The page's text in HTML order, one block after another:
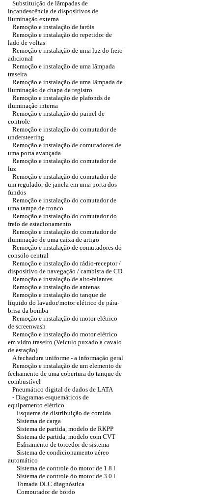
Substituição de lâmpadas de
incandescência de dispositivos de
iluminação externa
Remoção e instalação de faróis
Remoção e instalação do repetidor de
lado de voltas
Remoção e instalação de uma luz do freio
adicional
Remoção e instalação de uma lâmpada
traseira
Remoção e instalação de uma lâmpada de
iluminação de chapa de registro
Remoção e instalação de plafonds de
iluminação interna
Remoção e instalação do painel de
controle
Remoção e instalação do comutador de
understeering
Remoção e instalação de comutadores de
uma porta avançada
Remoção e instalação do comutador de
luz
Remoção e instalação do comutador de
um regulador de janela em uma porta dos
fundos
Remoção e instalação do comutador de
uma tampa de tronco
Remoção e instalação do comutador do
freio de estacionamento
Remoção e instalação do comutador de
iluminação de uma caixa de artigo
Remoção e instalação de comutadores do
consolo central
Remoção e instalação do rádio-receptor /
dispositivo de navegação / cambista de CD
Remoção e instalação de alto-falantes
Remoção e instalação de antenas
Remoção e instalação do tanque de
líquido do lavador/motor elétrico de pára-
brisa da bomba
Remoção e instalação do motor elétrico
de screenwash
Remoção e instalação do motor elétrico
em vidro traseiro (Veículo puxado a cavalo
de estação)
A fechadura uniforme - a informação geral
Remoção e instalação de um elemento de
fechamento de uma cobertura do tanque de
combustível
Pneumático digital de dados de LATA
- Diagramas esquemáticos de
equipamento elétrico
Esquema de distribuição de comida
Sistema de carga
Sistema de partida, modelo de RKPP
Sistema de partida, modelo com CVT
Esfriamento de torcedor de sistema
Sistema de condicionamento aéreo
automático
Sistema de controle do motor de 1.8 l
Sistema de controle do motor de 3.0 l
Tomada DLC diagnóstica
Computador de bordo